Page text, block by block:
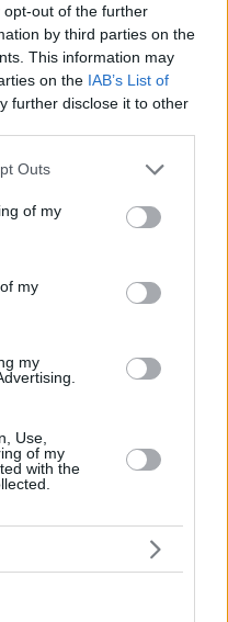
out of the further
by third parties on the
This information may
on the IAB’s List of
further disclose it to other
one or more Google
You may click to
its third-party tags to
in below Google
Outs
of my
my
my
Use,
of my
with the
Καγιά, ο Λάμπρος
τηλεθεατών